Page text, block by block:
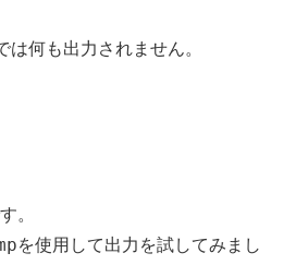
は何も出力されません。
。
を使用して出力を試してみまし